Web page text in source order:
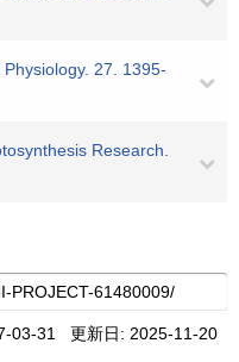
27. 1395-
Research.
03-31 更新日: 2025-11-20